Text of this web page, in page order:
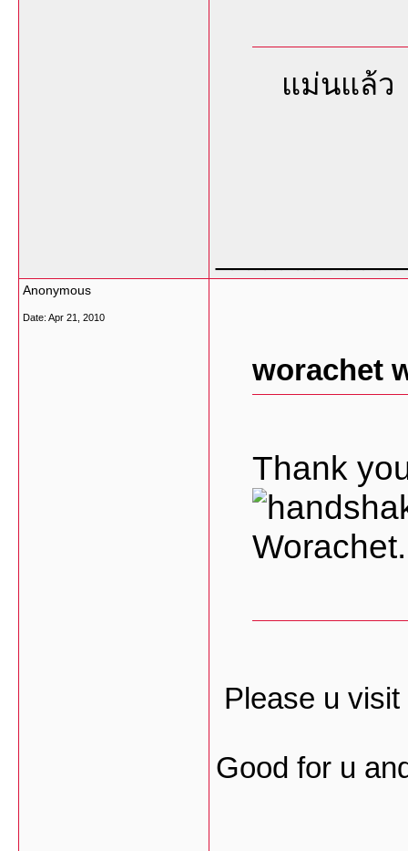
แม่นแล้ว
Anonymous
Date: Apr 21, 2010
worachet
Thank
Worachet.
Please u
Good for u